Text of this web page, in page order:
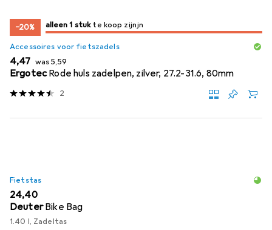
−20% slechts 1 item te koop zijn
alleen 1 stuk te koop zijn
Accessoires voor fietszadels
EUR
4,47 wasEUR
5,59
ErgotecRode huls zadelpen, zilver, 27.2-31.6, 80mm
2
Fietstas
EUR
24,40
Deuter Bike Bag
1.40 l, Zadeltas